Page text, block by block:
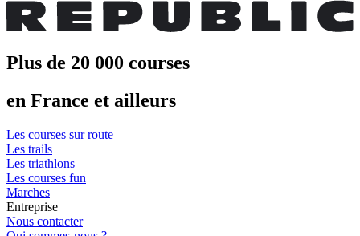
Plus de 20 000 courses
en France et ailleurs
Les courses sur route
Les trails
Les triathlons
Les courses fun
Marches
Entreprise
Nous contacter